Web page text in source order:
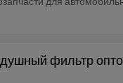
фильтр